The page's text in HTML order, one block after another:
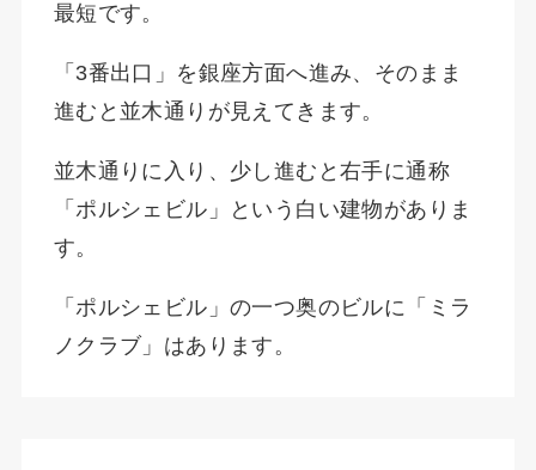
最短です。
「3番出口」を銀座方面へ進み、そのまま
進むと並木通りが見えてきます。
並木通りに入り、少し進むと右手に通称
「ポルシェビル」という白い建物がありま
す。
「ポルシェビル」の一つ奥のビルに「ミラ
ノクラブ」はあります。